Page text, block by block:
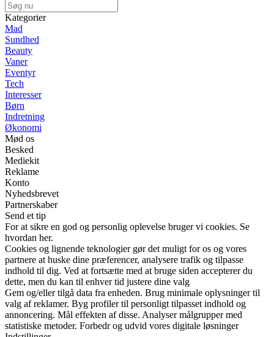
Kategorier
Mad
Sundhed
Beauty
Vaner
Eventyr
Tech
Interesser
Børn
Indretning
Økonomi
Mød os
Besked
Mediekit
Reklame
Konto
Nyhedsbrevet
Partnerskaber
Send et tip
For at sikre en god og personlig oplevelse bruger vi cookies. Se
hvordan her.
Cookies og lignende teknologier gør det muligt for os og vores
partnere at huske dine præferencer, analysere trafik og tilpasse
indhold til dig. Ved at fortsætte med at bruge siden accepterer du
dette, men du kan til enhver tid justere dine valg
Gem og/eller tilgå data fra enheden. Brug minimale oplysninger til
valg af reklamer. Byg profiler til personligt tilpasset indhold og
annoncering. Mål effekten af disse. Analyser målgrupper med
statistiske metoder. Forbedr og udvid vores digitale løsninger